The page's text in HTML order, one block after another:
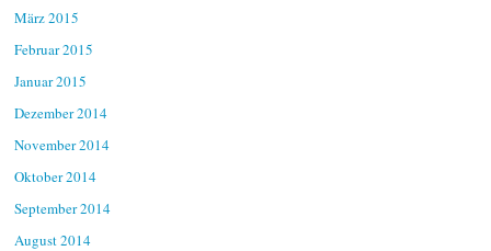
März 2015
Februar 2015
Januar 2015
Dezember 2014
November 2014
Oktober 2014
September 2014
August 2014